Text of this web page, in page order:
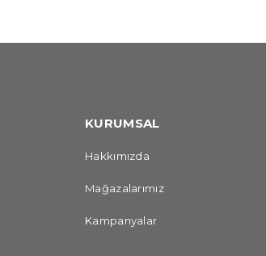
KURUMSAL
Hakkımızda
Mağazalarımız
Kampanyalar